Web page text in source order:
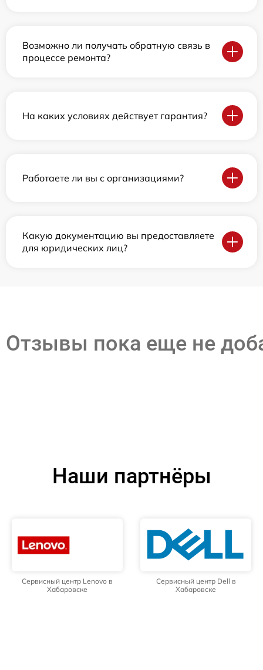
Возможно ли получать обратную связь в
процессе ремонта?
На каких условиях действует гарантия?
Работаете ли вы с организациями?
Какую документацию вы предоставляете
для юридических лиц?
Отзывы пока еще не
Наши партнёры
Сервисный центр Lenovo в
Хабаровске
Сервисный центр Dell в
Хабаровске